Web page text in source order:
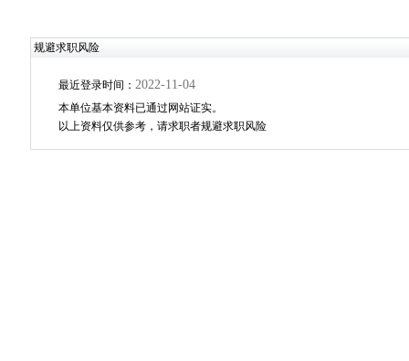
规避求职风险
最近登录时间： 2022-11-04
本单位基本资料已通过网站证实。
以上资料仅供参考，请求职者规避求职风险